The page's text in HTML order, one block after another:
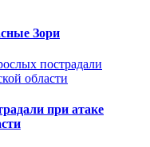
Зори
при атаке